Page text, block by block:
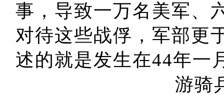
事，导致一万名美军、
对待这些战俘，军部更
述的就是发生
游骑兵上尉普林